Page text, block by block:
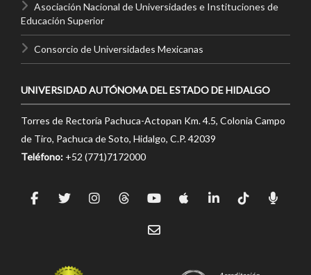
Asociación Nacional de Universidades e Instituciones de
Educación Superior
Consorcio de Universidades Mexicanas
UNIVERSIDAD AUTÓNOMA DEL ESTADO DE HIDALGO
Torres de Rectoría Pachuca-Actopan Km. 4.5, Colonia Campo
de Tiro, Pachuca de Soto, Hidalgo, C.P. 42039
Teléfono: +52 (771)7172000